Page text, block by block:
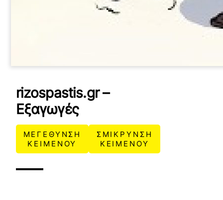
rizospastis.gr –
Εξαγωγές
ΜΕΓΕΘΥΝΣΗ
ΚΕΙΜΕΝΟΥ
ΣΜΙΚΡΥΝΣΗ
ΚΕΙΜΕΝΟΥ